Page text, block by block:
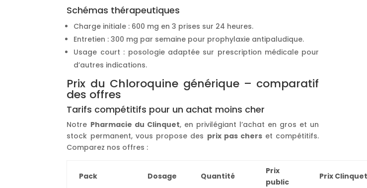
Schémas thérapeutiques
Charge initiale : 600 mg en 3 prises sur 24 heures.
Entretien : 300 mg par semaine pour prophylaxie antipaludique.
Usage court : posologie adaptée sur prescription médicale pour
d’autres indications.
Prix du Chloroquine générique – comparatif
des offres
Tarifs compétitifs pour un achat moins cher
Notre Pharmacie du Clinquet, en privilégiant l’achat en gros et un
stock permanent, vous propose des prix pas cherset compétitifs.
Comparez nos offres :
Pack Dosage Quantité
Prix
public
Prix Clinquet